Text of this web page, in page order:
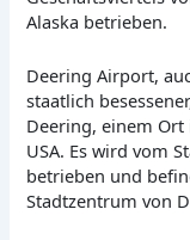
Alaska betrieben.
Deering Airport,
staatlich
Deering, einem
USA. Es wird vom
betrieben und
Stadtzentrum von